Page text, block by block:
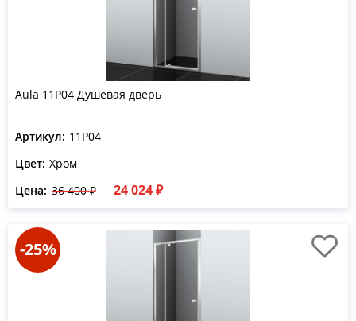
Aula 11P04 Душевая дверь
Артикул: 11P04
Цвет: Хром
Цена: 36 400 ₽ 24 024 ₽
-25%